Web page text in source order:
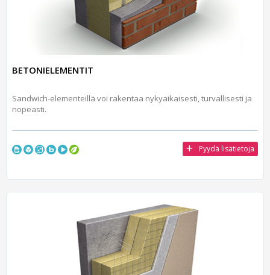
BETONIELEMENTIT
Sandwich-elementeillä voi rakentaa nykyaikaisesti, turvallisesti ja
nopeasti.
Pyydä lisätietoja